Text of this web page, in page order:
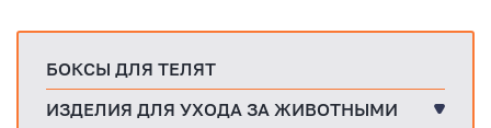
БОКСЫ ДЛЯ ТЕЛЯТ
ИЗДЕЛИЯ ДЛЯ УХОДА ЗА ЖИВОТНЫМИ